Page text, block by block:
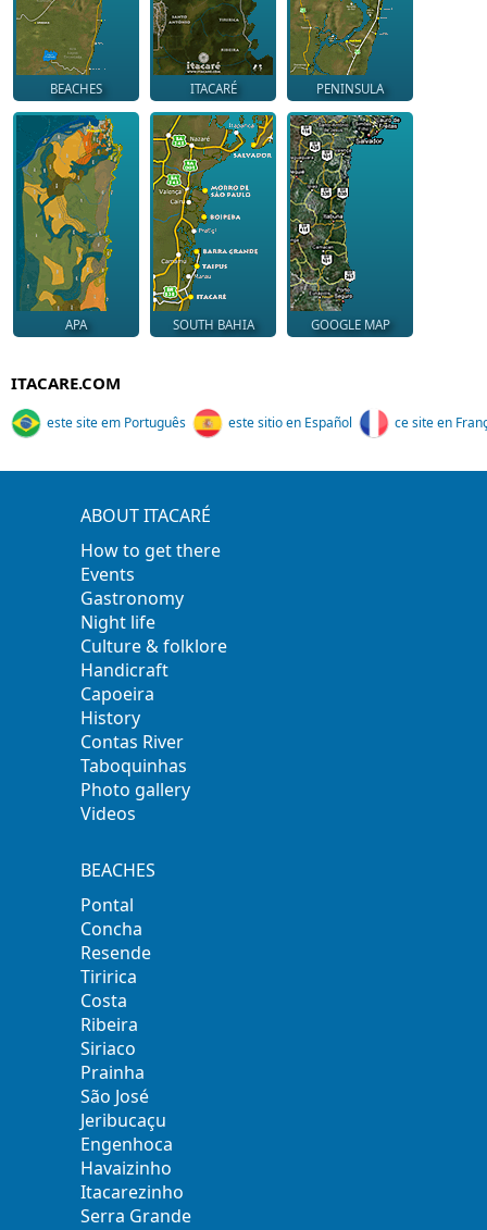
BEACHES ITACARÉ PENINSULA
APA SOUTH BAHIA GOOGLE MAP
ITACARE.COM
este site em Português este sitio en Español ce site en
ABOUT ITACARÉ
How to get there
Events
Gastronomy
Night life
Culture & folklore
Handicraft
Capoeira
History
Contas River
Taboquinhas
Photo gallery
Videos
BEACHES
Pontal
Concha
Resende
Tiririca
Costa
Ribeira
Siriaco
Prainha
São José
Jeribucaçu
Engenhoca
Havaizinho
Itacarezinho
Serra Grande